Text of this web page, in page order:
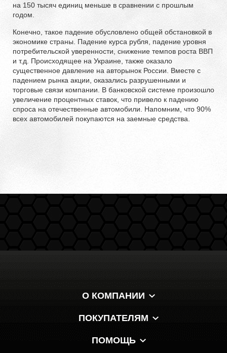
на 150 тысяч единиц меньше в сравнении с прошлым
годом.
Конечно, такое падение обусловлено общей обстановкой в
экономике страны. Падение курса рубля, падение уровня
потребительской уверенности, снижение темпов роста ВВП
и т.д. Происходящее на Украине, также оказало
существенное давление на авторынок России. Вместе с
падением рынка акции, оказались разрушенными и
торговые связи компании. В банковской системе произошло
увеличение процентных ставок, что привело к падению
спроса на отечественные автомобили. Напомним, что 90%
всех автомобилей покупаются на заемные средства.
О КОМПАНИИ
ПОКУПАТЕЛЯМ
ПОМОЩЬ